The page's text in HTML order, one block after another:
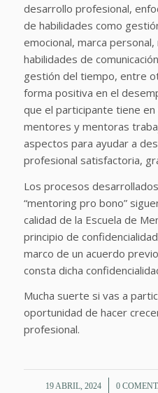
desarrollo profesional,
de habilidades como
emocional, marca
habilidades de
gestión del tiempo, entre
forma positiva en el
que el participante tiene en
mentores y mentoras
aspectos para ayudar a
profesional satisfactoria,
Los procesos
“mentoring pro bono”
calidad de la Escuela de
principio de
marco de un acuerdo
consta dicha
Mucha suerte si vas a
oportunidad de hacer
profesional.
19 ABRIL, 2024
/ 0 /